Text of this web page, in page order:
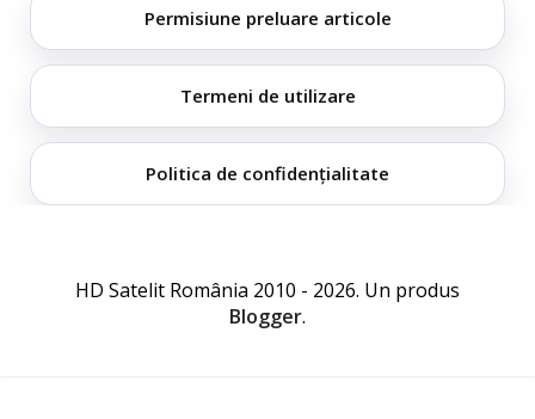
Permisiune preluare articole
Termeni de utilizare
Politica de confidențialitate
HD Satelit România 2010 - 2026. Un produs
Blogger.